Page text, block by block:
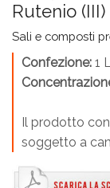
Rutenio
Sali e composti
Confezione: 1
Il prodotto
soggetto a